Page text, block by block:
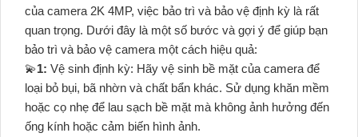
của camera 2K 4MP, việc bảo trì và bảo vệ định kỳ là rất
quan trọng. Dưới đây là một số bước và gợi ý để giúp bạn
bảo trì và bảo vệ camera một cách hiệu quả:
💫1: Vệ sinh định kỳ: Hãy vệ sinh bề mặt của camera để
loại bỏ bụi, bã nhờn và chất bẩn khác. Sử dụng khăn mềm
hoặc cọ nhẹ để lau sạch bề mặt mà không ảnh hưởng đến
ống kính hoặc cảm biến hình ảnh.